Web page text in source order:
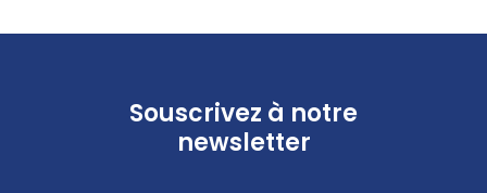
Souscrivez à notre
newsletter